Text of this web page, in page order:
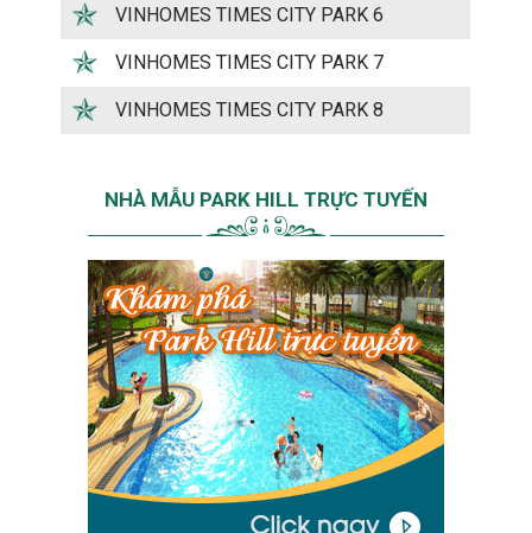
VINHOMES TIMES CITY PARK 6
VINHOMES TIMES CITY PARK 7
VINHOMES TIMES CITY PARK 8
NHÀ MẪU PARK HILL TRỰC TUYẾN